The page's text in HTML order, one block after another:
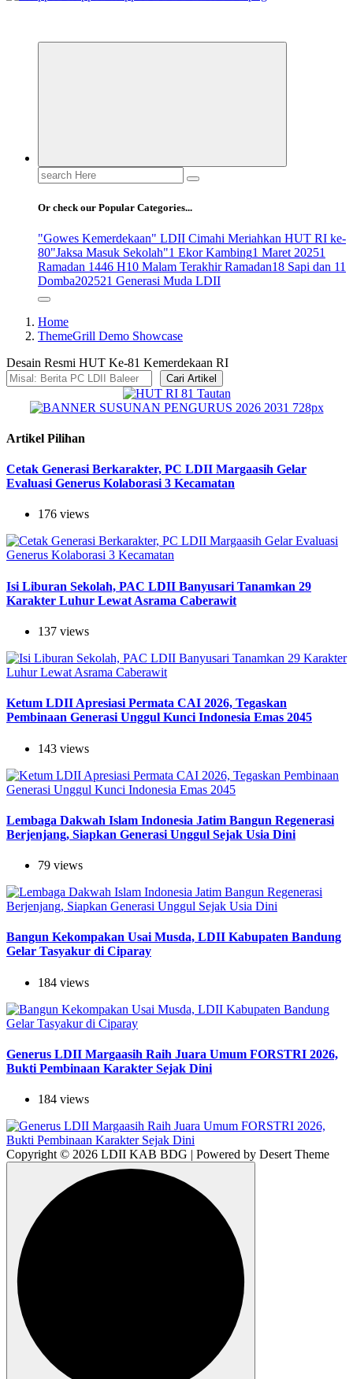
Search
for:
Or check our Popular Categories...
"Gowes Kemerdekaan" LDII Cimahi Meriahkan HUT RI ke-
80"Jaksa Masuk Sekolah"1 Ekor Kambing1 Maret 20251
Ramadan 1446 H10 Malam Terakhir Ramadan18 Sapi dan 11
Domba202521 Generasi Muda LDII
Home
ThemeGrill Demo Showcase
Desain Resmi HUT Ke-81 Kemerdekaan RI
Cari Artikel
Artikel Pilihan
Cetak Generasi Berkarakter, PC LDII Margaasih Gelar
Evaluasi Generus Kolaborasi 3 Kecamatan
176 views
Isi Liburan Sekolah, PAC LDII Banyusari Tanamkan 29
Karakter Luhur Lewat Asrama Caberawit
137 views
Ketum LDII Apresiasi Permata CAI 2026, Tegaskan
Pembinaan Generasi Unggul Kunci Indonesia Emas 2045
143 views
Lembaga Dakwah Islam Indonesia Jatim Bangun Regenerasi
Berjenjang, Siapkan Generasi Unggul Sejak Usia Dini
79 views
Bangun Kekompakan Usai Musda, LDII Kabupaten Bandung
Gelar Tasyakur di Ciparay
184 views
Generus LDII Margaasih Raih Juara Umum FORSTRI 2026,
Bukti Pembinaan Karakter Sejak Dini
184 views
Copyright © 2026 LDII KAB BDG | Powered by Desert Theme